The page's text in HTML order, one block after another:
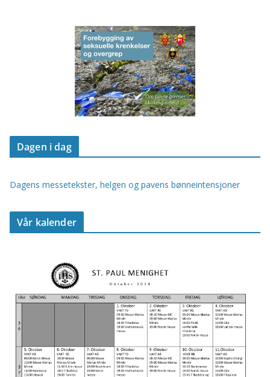
Dagen i dag
Dagens messetekster, helgen og pavens bønneintensjoner
Vår kalender